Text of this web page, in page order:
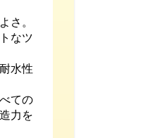
さ。
なツ
水性
ての
力を